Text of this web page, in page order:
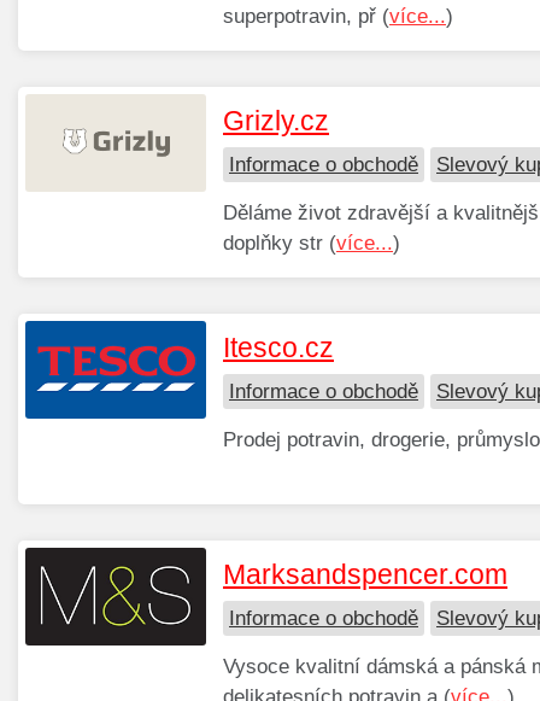
superpotravin, př (více...)
Grizly.cz
Informace o obchodě Slevový
Děláme život zdravější a
doplňky str (více...)
Itesco.cz
Informace o obchodě Slevový
Prodej potravin, drogerie,
Marksandspencer.com
Informace o obchodě Slevový
Vysoce kvalitní dámská a pánská